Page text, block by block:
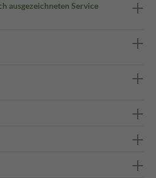
ausgezeichneten Service